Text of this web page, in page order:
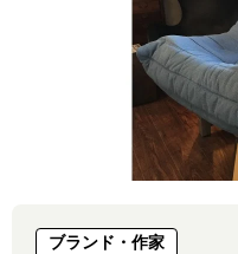
ブランド・作家